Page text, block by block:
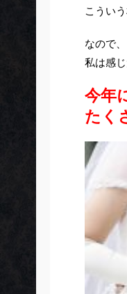
こうい
なので、
私は感
今年
たく